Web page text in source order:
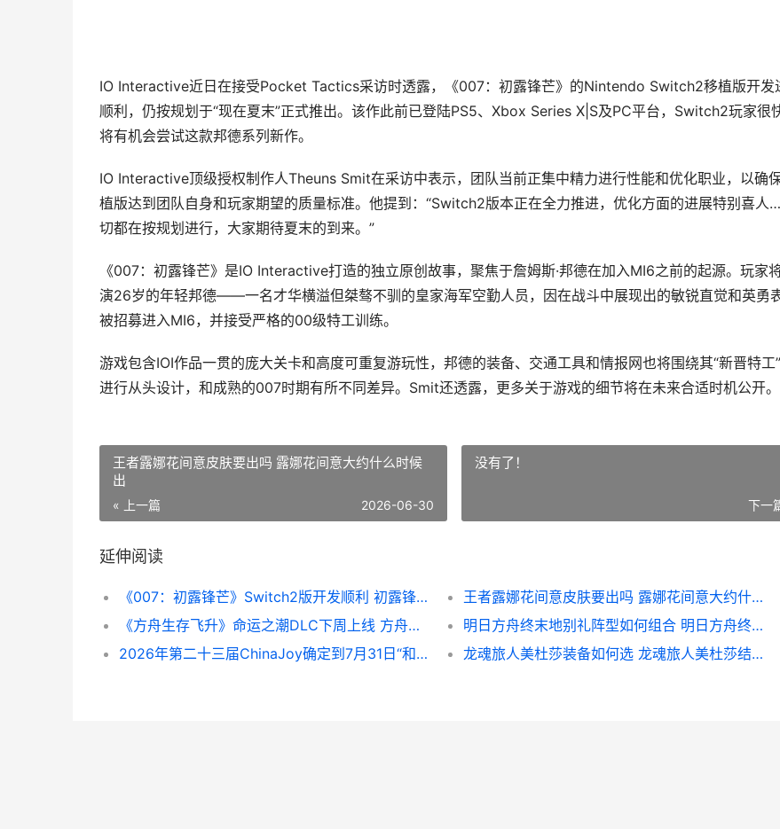
IO Interactive近日在接受Pocket Tactics采访时透露，《007：初露锋芒》的Nintendo Switch2移植版开发
顺利，仍按规划于“现在夏末”正式推出。该作此前已登陆PS5、Xbox Series X|S及PC平台，Switch2玩家很
将有机会尝试这款邦德系列新作。
IO Interactive顶级授权制作人Theuns Smit在采访中表示，团队当前正集中精力进行性能和优化职业，以确
植版达到团队自身和玩家期望的质量标准。他提到：“Switch2版本正在全力推进，优化方面的进展特别喜人
切都在按规划进行，大家期待夏末的到来。”
《007：初露锋芒》是IO Interactive打造的独立原创故事，聚焦于詹姆斯·邦德在加入MI6之前的起源。玩家
演26岁的年轻邦德——一名才华横溢但桀骜不驯的皇家海军空勤人员，因在战斗中展现出的敏锐直觉和英勇
被招募进入MI6，并接受严格的00级特工训练。
游戏包含IOI作品一贯的庞大关卡和高度可重复游玩性，邦德的装备、交通工具和情报网也将围绕其“新晋特工
进行从头设计，和成熟的007时期有所不同差异。Smit还透露，更多关于游戏的细节将在未来合适时机公开。
王者露娜花间意皮肤要出吗 露娜花间意大约什么时候
出
« 上一篇 2026-06-30
没有了！
下一
延伸阅读
《007：初露锋芒》Switch2版开发顺利 初露锋芒游戏
王者露娜花间意皮肤要出吗 露娜花间意大约什么时候出
《方舟生存飞升》命运之潮DLC下周上线 方舟生存飞升汉化补丁
明日方舟终末地别礼阵型如何组合 明日方舟终末地国际服
2026年第二十三届ChinaJoy确定到7月31日“和AI同游”引领全球数字娱乐新风给 第23号
龙魂旅人美杜莎装备如何选 龙魂旅人美杜莎结局是什么